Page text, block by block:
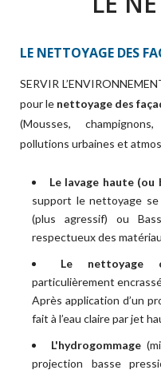
LE NETTOYAGE DES
SERVIR
pour le nettoyage des
(Mousses,
pollutions urbaines et
Le lavage haute (ou
support le nettoyage
(plus agressif) ou
respectueux des
Le nettoyage
particulièrement
Après application d’un
fait à l’eau claire par jet
L'hydrogommage
projection basse